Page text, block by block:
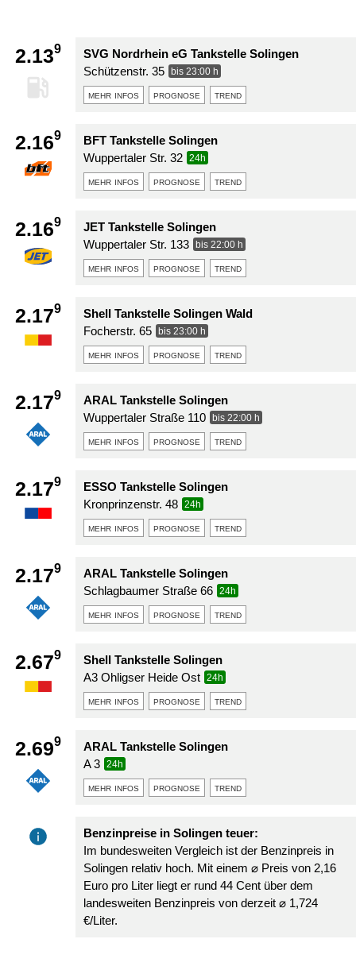
2.139
SVG Nordrhein eG Tankstelle Solingen
Schützenstr. 35
bis 23:00 h
mehr infos prognose trend
2.169
BFT Tankstelle Solingen
Wuppertaler Str. 32
24h
mehr infos prognose trend
2.169
JET Tankstelle Solingen
Wuppertaler Str. 133
bis 22:00 h
mehr infos prognose trend
2.179
Shell Tankstelle Solingen Wald
Focherstr. 65
bis 23:00 h
mehr infos prognose trend
2.179
ARAL Tankstelle Solingen
Wuppertaler Straße 110
bis 22:00 h
mehr infos prognose trend
2.179
ESSO Tankstelle Solingen
Kronprinzenstr. 48
24h
mehr infos prognose trend
2.179
ARAL Tankstelle Solingen
Schlagbaumer Straße 66
24h
mehr infos prognose trend
2.679
Shell Tankstelle Solingen
A3 Ohligser Heide Ost
24h
mehr infos prognose trend
2.699
ARAL Tankstelle Solingen
A 3
24h
mehr infos prognose trend
Benzinpreise in Solingen teuer:
Im bundesweiten Vergleich ist der Benzinpreis in
Solingen relativ hoch. Mit einem ⌀ Preis von 2,16
Euro pro Liter liegt er rund 44 Cent über dem
landesweiten Benzinpreis von derzeit ⌀ 1,724
€/Liter.